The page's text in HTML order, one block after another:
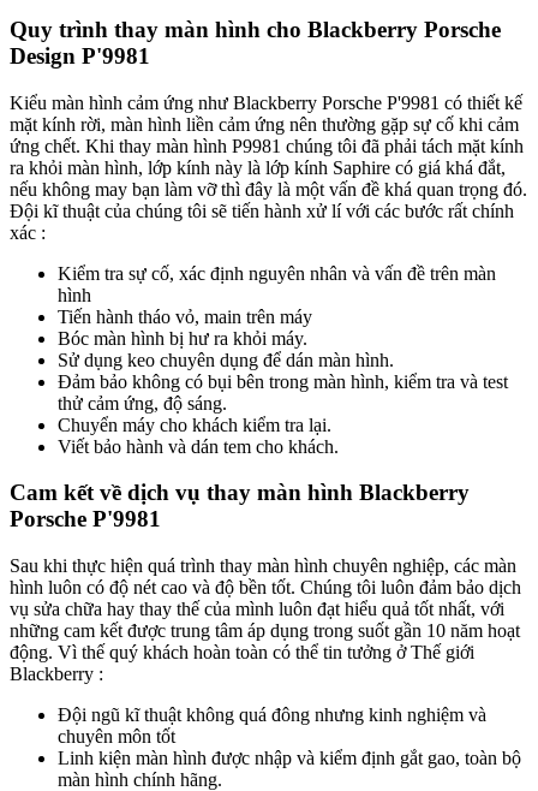
Quy trình thay màn hình cho Blackberry Porsche
Design P'9981
Kiểu màn hình cảm ứng như Blackberry Porsche P'9981 có thiết kế
mặt kính rời, màn hình liền cảm ứng nên thường gặp sự cố khi cảm
ứng chết. Khi thay màn hình P9981 chúng tôi đã phải tách mặt kính
ra khỏi màn hình, lớp kính này là lớp kính Saphire có giá khá đắt,
nếu không may bạn làm vỡ thì đây là một vấn đề khá quan trọng đó.
Đội kĩ thuật của chúng tôi sẽ tiến hành xử lí với các bước rất chính
xác :
Kiểm tra sự cố, xác định nguyên nhân và vấn đề trên màn
hình
Tiến hành tháo vỏ, main trên máy
Bóc màn hình bị hư ra khỏi máy.
Sử dụng keo chuyên dụng để dán màn hình.
Đảm bảo không có bụi bên trong màn hình, kiểm tra và test
thử cảm ứng, độ sáng.
Chuyển máy cho khách kiểm tra lại.
Viết bảo hành và dán tem cho khách.
Cam kết về dịch vụ thay màn hình Blackberry
Porsche P'9981
Sau khi thực hiện quá trình thay màn hình chuyên nghiệp, các màn
hình luôn có độ nét cao và độ bền tốt. Chúng tôi luôn đảm bảo dịch
vụ sửa chữa hay thay thế của mình luôn đạt hiểu quả tốt nhất, với
những cam kết được trung tâm áp dụng trong suốt gần 10 năm hoạt
động. Vì thế quý khách hoàn toàn có thể tin tưởng ở Thế giới
Blackberry :
Đội ngũ kĩ thuật không quá đông nhưng kinh nghiệm và
chuyên môn tốt
Linh kiện màn hình được nhập và kiểm định gắt gao, toàn bộ
màn hình chính hãng.